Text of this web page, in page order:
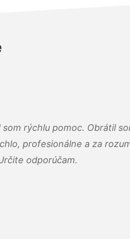
rýchlu pomoc. Obrátil
profesionálne a za
odporúčam.